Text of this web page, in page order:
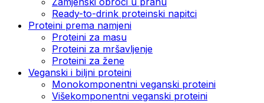
Ready-to-drink proteinski napitci
Proteini prema namjeni
Proteini za masu
Proteini za mršavljenje
Proteini za žene
Veganski i biljni proteini
Monokomponentni veganski proteini
Višekomponentni veganski proteini